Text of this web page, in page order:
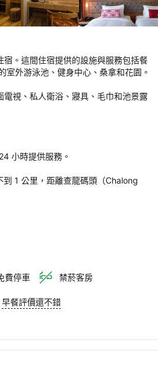
。這間住宿提供的設施與服務包括餐
外游泳池、健身中心、桑拿和花園。
視、私人衛浴、寢具、毛巾和池景露
小時提供服務。
1 公里，距離查龍碼頭（Chalong
費停車 禁菸客房
早餐評價還不錯